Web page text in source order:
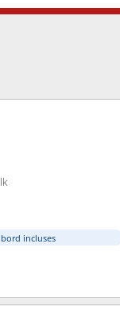
incluses